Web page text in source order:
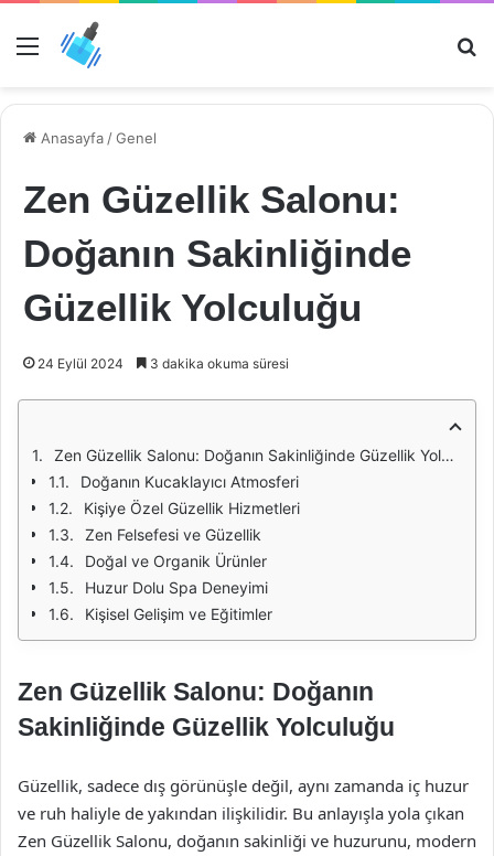
Menü
Anasayfa /Genel
Zen Güzellik Salonu:
Doğanın Sakinliğinde
Güzellik Yolculuğu
24 Eylül 2024 3 dakika okuma süresi
Zen Güzellik Salonu: Doğanın Sakinliğinde Güzellik Yolculuğu
Doğanın Kucaklayıcı Atmosferi
Kişiye Özel Güzellik Hizmetleri
Zen Felsefesi ve Güzellik
Doğal ve Organik Ürünler
Huzur Dolu Spa Deneyimi
Kişisel Gelişim ve Eğitimler
Zen Güzellik Salonu: Doğanın
Sakinliğinde Güzellik Yolculuğu
Güzellik, sadece dış görünüşle değil, aynı zamanda iç huzur
ve ruh haliyle de yakından ilişkilidir. Bu anlayışla yola çıkan
Zen Güzellik Salonu, doğanın sakinliği ve huzurunu, modern